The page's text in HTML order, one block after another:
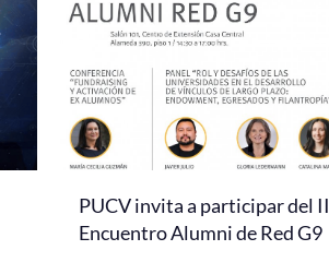
PUCV invita a participar del II
Encuentro Alumni de Red G9